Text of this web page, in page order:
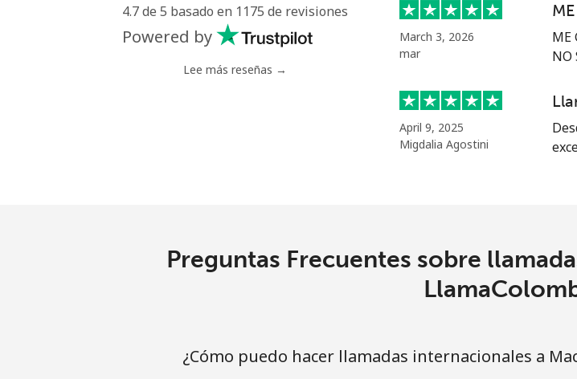
Línea fija ⁦39.5¢⁩
Celular
⁦10.5¢⁩
⁦32.9¢⁩
Línea fija
4.7 de 5 basado en 1175 de revisiones
Powered by
Lee más reseñas →
March 3, 2026
mar
ME
NO
April 9, 2025
Migdalia Agostini
Preguntas Frecuentes sobre
¿Cómo puedo hacer llamadas internacionales a